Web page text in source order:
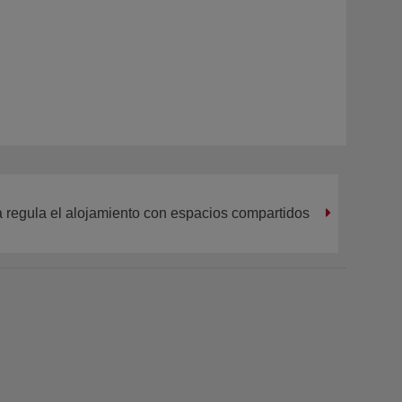
regula el alojamiento con espacios compartidos